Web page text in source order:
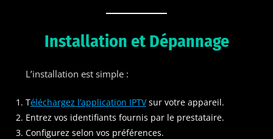
Installation et Dépannage
L’installation est simple :
Téléchargez l’application IPTVsur votre appareil.
Entrez vos identifiants fournis par le prestataire.
Configurez selon vos préférences.